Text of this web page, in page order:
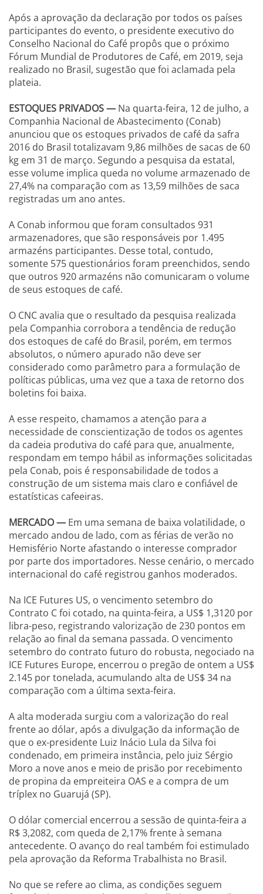
Após a aprovação da declaração por todos os países
participantes do evento, o presidente executivo do
Conselho Nacional do Café propôs que o próximo
Fórum Mundial de Produtores de Café, em 2019, seja
realizado no Brasil, sugestão que foi aclamada pela
plateia.
ESTOQUES PRIVADOS — Na quarta-feira, 12 de julho, a
Companhia Nacional de Abastecimento (Conab)
anunciou que os estoques privados de café da safra
2016 do Brasil totalizavam 9,86 milhões de sacas de 60
kg em 31 de março. Segundo a pesquisa da estatal,
esse volume implica queda no volume armazenado de
27,4% na comparação com as 13,59 milhões de saca
registradas um ano antes.
A Conab informou que foram consultados 931
armazenadores, que são responsáveis por 1.495
armazéns participantes. Desse total, contudo,
somente 575 questionários foram preenchidos, sendo
que outros 920 armazéns não comunicaram o volume
de seus estoques de café.
O CNC avalia que o resultado da pesquisa realizada
pela Companhia corrobora a tendência de redução
dos estoques de café do Brasil, porém, em termos
absolutos, o número apurado não deve ser
considerado como parâmetro para a formulação de
políticas públicas, uma vez que a taxa de retorno dos
boletins foi baixa.
A esse respeito, chamamos a atenção para a
necessidade de conscientização de todos os agentes
da cadeia produtiva do café para que, anualmente,
respondam em tempo hábil as informações solicitadas
pela Conab, pois é responsabilidade de todos a
construção de um sistema mais claro e confiável de
estatísticas cafeeiras.
MERCADO — Em uma semana de baixa volatilidade, o
mercado andou de lado, com as férias de verão no
Hemisfério Norte afastando o interesse comprador
por parte dos importadores. Nesse cenário, o mercado
internacional do café registrou ganhos moderados.
Na ICE Futures US, o vencimento setembro do
Contrato C foi cotado, na quinta-feira, a US$ 1,3120 por
libra-peso, registrando valorização de 230 pontos em
relação ao final da semana passada. O vencimento
setembro do contrato futuro do robusta, negociado na
ICE Futures Europe, encerrou o pregão de ontem a US$
2.145 por tonelada, acumulando alta de US$ 34 na
comparação com a última sexta-feira.
A alta moderada surgiu com a valorização do real
frente ao dólar, após a divulgação da informação de
que o ex-presidente Luiz Inácio Lula da Silva foi
condenado, em primeira instância, pelo juiz Sérgio
Moro a nove anos e meio de prisão por recebimento
de propina da empreiteira OAS e a compra de um
tríplex no Guarujá (SP).
O dólar comercial encerrou a sessão de quinta-feira a
R$ 3,2082, com queda de 2,17% frente à semana
antecedente. O avanço do real também foi estimulado
pela aprovação da Reforma Trabalhista no Brasil.
No que se refere ao clima, as condições seguem